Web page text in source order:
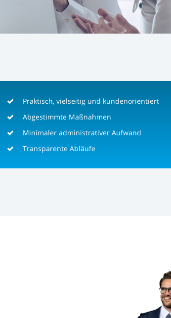
Praktisch, vielseitig und kundenorientiert
Abgestimmte Maßnahmen
Minimaler administrativer Aufwand
Transparente Abläufe